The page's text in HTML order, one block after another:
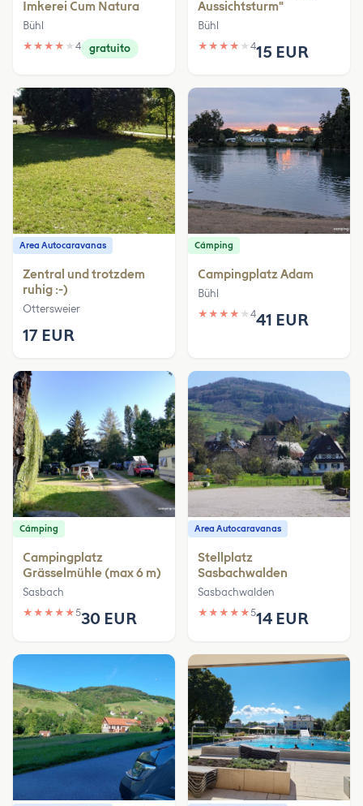
Imkerei Cum Natura
Bühl
★ ★ ★ ★ ★ 4 gratuito
Aussichtsturm"
Bühl
★ ★ ★ ★ ★ 415 EUR
Area Autocaravanas
Zentral und trotzdem
ruhig :-)
Ottersweier
17 EUR
Cámping
Campingplatz Adam
Bühl
★ ★ ★ ★ ★ 441 EUR
Cámping
Campingplatz
Grässelmühle (max 6 m)
Sasbach
★ ★ ★ ★ ★530 EUR
Area Autocaravanas
Stellplatz
Sasbachwalden
Sasbachwalden
★ ★ ★ ★ ★514 EUR